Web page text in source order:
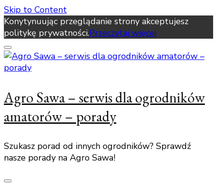
Skip to Content
Konytynuując przeglądanie strony akceptujesz
politykę prywatności.Przeczytaj więcej
Agro Sawa – serwis dla ogrodników
amatorów – porady
Szukasz porad od innych ogrodników? Sprawdź
nasze porady na Agro Sawa!